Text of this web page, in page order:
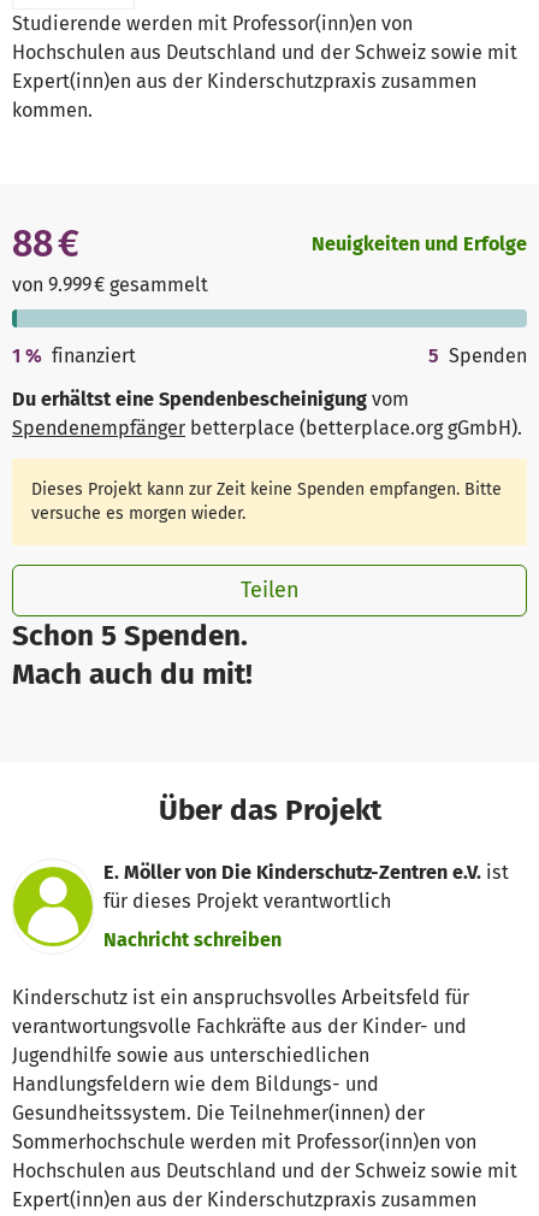
Studierende werden mit Professor(inn)en von
Hochschulen aus Deutschland und der Schweiz sowie mit
Expert(inn)en aus der Kinderschutzpraxis zusammen
kommen.
Schon 5 Spenden.
Mach auch du mit!
88 €
von 9.999 € gesammelt
Neuigkeiten und Erfolge
1 % finanziert 5 Spenden
Du erhältst eine Spendenbescheinigung vom
Spendenempfänger betterplace (betterplace.org gGmbH).
Dieses Projekt kann zur Zeit keine Spenden empfangen. Bitte
versuche es morgen wieder.
Teilen
Über das Projekt
E. Möller von Die Kinderschutz-Zentren e.V. ist
für dieses Projekt verantwortlich
Nachricht schreiben
Kinderschutz ist ein anspruchsvolles Arbeitsfeld für
verantwortungsvolle Fachkräfte aus der Kinder- und
Jugendhilfe sowie aus unterschiedlichen
Handlungsfeldern wie dem Bildungs- und
Gesundheitssystem. Die Teilnehmer(innen) der
Sommerhochschule werden mit Professor(inn)en von
Hochschulen aus Deutschland und der Schweiz sowie mit
Expert(inn)en aus der Kinderschutzpraxis zusammen